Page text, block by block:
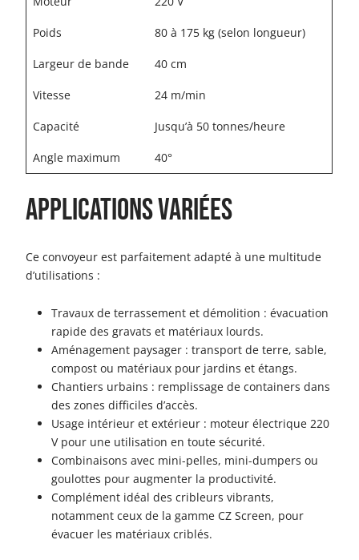
Poids 80 à 175 kg (selon longueur)
Largeur de bande 40 cm
Vitesse 24 m/min
Capacité Jusqu’à 50 tonnes/heure
Angle maximum 40°
Applications variées
Ce convoyeur est parfaitement adapté à une multitude
d’utilisations :
Travaux de terrassement et démolition : évacuation
rapide des gravats et matériaux lourds.
Aménagement paysager : transport de terre, sable,
compost ou matériaux pour jardins et étangs.
Chantiers urbains : remplissage de containers dans
des zones difficiles d’accès.
Usage intérieur et extérieur : moteur électrique 220
V pour une utilisation en toute sécurité.
Combinaisons avec mini-pelles, mini-dumpers ou
goulottes pour augmenter la productivité.
Complément idéal des cribleurs vibrants,
notamment ceux de la gamme CZ Screen, pour
évacuer les matériaux criblés.